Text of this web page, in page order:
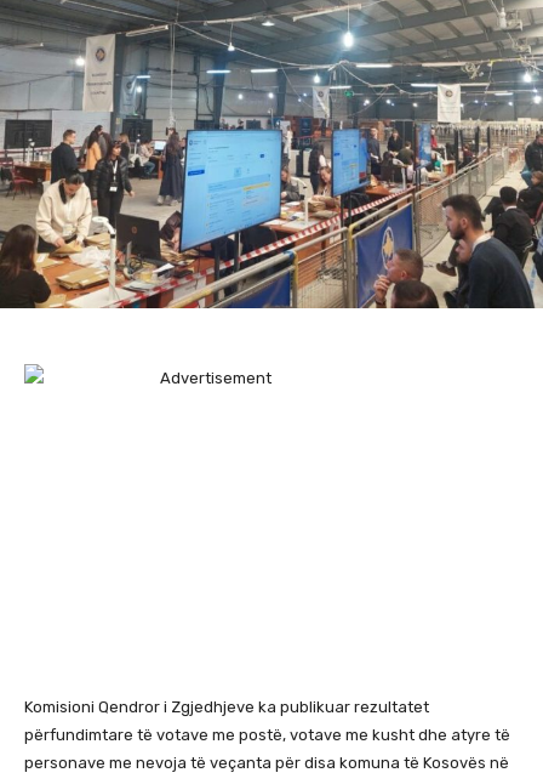
Komisioni Qendror i Zgjedhjeve ka publikuar rezultatet
përfundimtare të votave me postë, votave me kusht dhe atyre të
personave me nevoja të veçanta për disa komuna të Kosovës në